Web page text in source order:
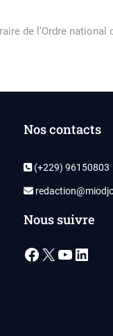
de l’Ordre national
Nos contacts
(+229) 96150803
Nous suivre
Facebook
X YouTube